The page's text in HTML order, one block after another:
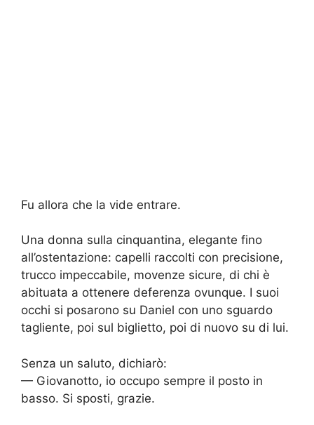
Fu allora che la vide entrare.
Una donna sulla cinquantina, elegante fino
all’ostentazione: capelli raccolti con precisione,
trucco impeccabile, movenze sicure, di chi è
abituata a ottenere deferenza ovunque. I suoi
occhi si posarono su Daniel con uno sguardo
tagliente, poi sul biglietto, poi di nuovo su di lui.
Senza un saluto, dichiarò:
— Giovanotto, io occupo sempre il posto in
basso. Si sposti, grazie.